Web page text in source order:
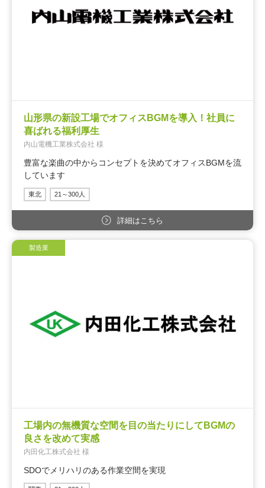
山形県の新設工場でオフィスBGMを導入！社員に
喜ばれる福利厚生
内山電機工業株式会社 様
豊富な楽曲の中からコンセプトを決めてオフィスBGMを流
しています
東北 21～300人
詳細はこちら
製造業
工場内の無機質な空間を目の当たりにしてBGMの
良さを改めて実感
内田化工株式会社 様
SDOでメリハリのある作業空間を実現